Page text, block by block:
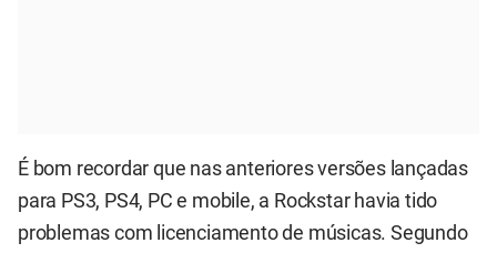
É bom recordar que nas anteriores versões lançadas
para PS3, PS4, PC e mobile, a Rockstar havia tido
problemas com licenciamento de músicas. Segundo